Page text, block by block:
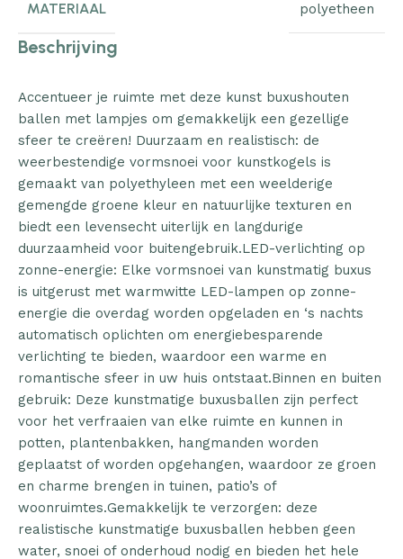
MATERIAAL polyetheen
Beschrijving
Accentueer je ruimte met deze kunst buxushouten
ballen met lampjes om gemakkelijk een gezellige
sfeer te creëren! Duurzaam en realistisch: de
weerbestendige vormsnoei voor kunstkogels is
gemaakt van polyethyleen met een weelderige
gemengde groene kleur en natuurlijke texturen en
biedt een levensecht uiterlijk en langdurige
duurzaamheid voor buitengebruik.LED-verlichting op
zonne-energie: Elke vormsnoei van kunstmatig buxus
is uitgerust met warmwitte LED-lampen op zonne-
energie die overdag worden opgeladen en ‘s nachts
automatisch oplichten om energiebesparende
verlichting te bieden, waardoor een warme en
romantische sfeer in uw huis ontstaat.Binnen en buiten
gebruik: Deze kunstmatige buxusballen zijn perfect
voor het verfraaien van elke ruimte en kunnen in
potten, plantenbakken, hangmanden worden
geplaatst of worden opgehangen, waardoor ze groen
en charme brengen in tuinen, patio’s of
woonruimtes.Gemakkelijk te verzorgen: deze
realistische kunstmatige buxusballen hebben geen
water, snoei of onderhoud nodig en bieden het hele